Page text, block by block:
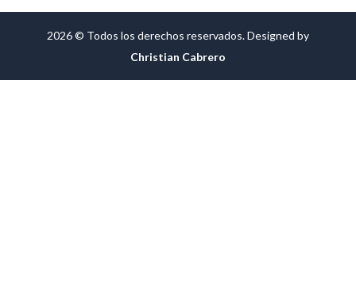
2026 © Todos los derechos reservados. Designed by
Christian Cabrero